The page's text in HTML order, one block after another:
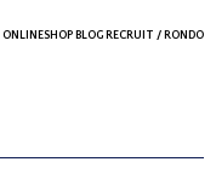
ONLINESHOP BLOG RECRUIT / RONDO